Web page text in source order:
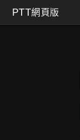
PTT網頁版